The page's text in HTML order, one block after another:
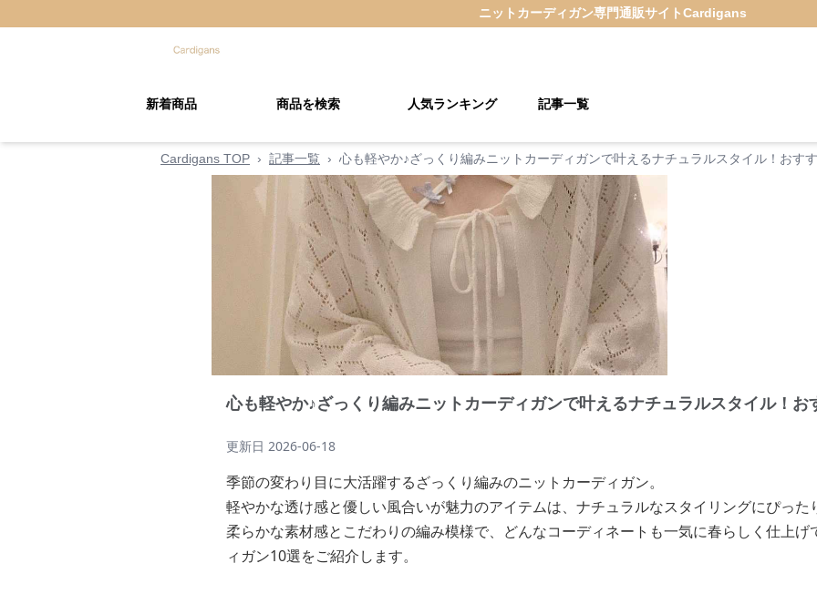
ニットカーディガン専門通販サイトCardigans
新着商品 商品を検索 人気ランキング 記事一覧
Cardigans TOP › 記事一覧 › 心も軽やか♪ざっくり編みニットカーディガンで叶えるナチュラルスタイル！おす
心も軽やか♪ざっくり編みニットカーディガンで叶えるナチュラルスタイル！お
更新日 2026-06-18
季節の変わり目に大活躍するざっくり編みのニットカーディガン。
軽やかな透け感と優しい風合いが魅力のアイテムは、ナチュラルなスタイリングにぴった
柔らかな素材感とこだわりの編み模様で、どんなコーディネートも一気に春らしく仕上
ィガン10選をご紹介します。